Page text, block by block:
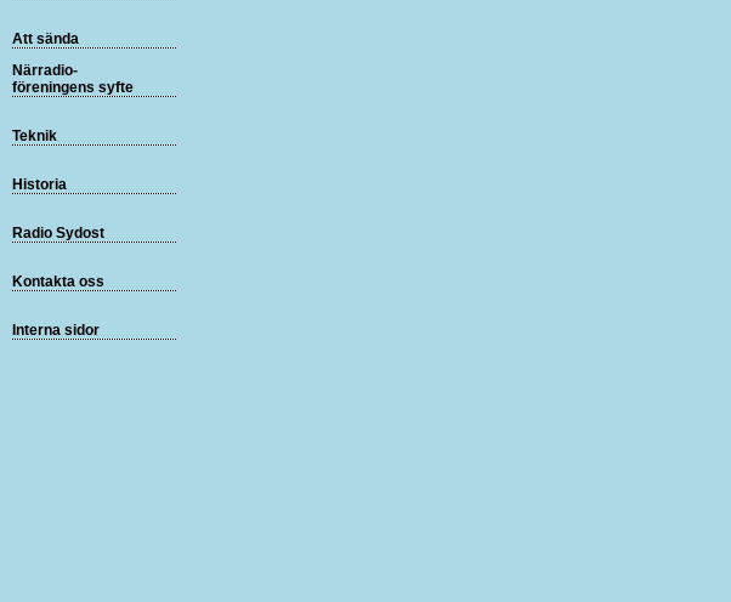
Att sända
Närradio-
föreningens syfte
Teknik
Historia
Radio Sydost
Kontakta oss
Interna sidor